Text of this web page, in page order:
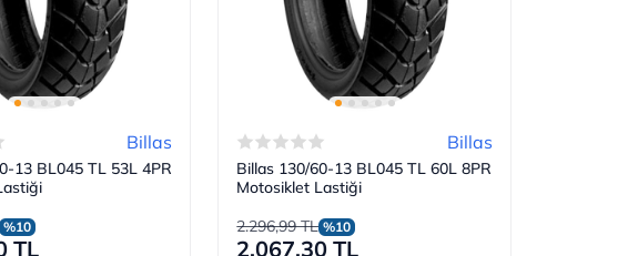
Billas
13 BL045 TL 53L 4PR
%10
TL
Billas
Billas 130/60-13 BL045 TL 60L 8PR
Motosiklet Lastiği
2.296,99 TL %10
2.067,30 TL